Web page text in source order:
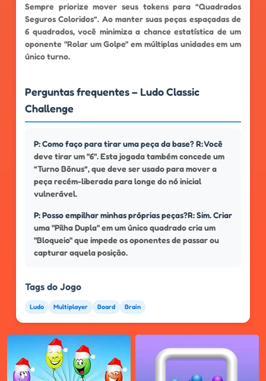
Sempre priorize mover seus tokens para “Quadrados
Seguros Coloridos”. Ao manter suas peças espaçadas de
6 quadrados, você minimiza a chance estatística de um
oponente "Rolar um Golpe" em múltiplas unidades em um
único turno.
Perguntas frequentes – Ludo Classic
Challenge
P: Como faço para tirar uma peça da base? R: Você
deve tirar um "6". Esta jogada também concede um
“Turno Bônus”, que deve ser usado para mover a
peça recém-liberada para longe do nó inicial
vulnerável.
P: Posso empilhar minhas próprias peças?R: Sim. Criar
uma "Pilha Dupla" em um único quadrado cria um
"Bloqueio" que impede os oponentes de passar ou
capturar aquela posição.
Tags do Jogo
Ludo Multiplayer Board Brain